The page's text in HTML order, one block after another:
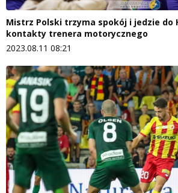
Mistrz Polski trzyma spokój i jedzie do
kontakty trenera motorycznego
2023.08.11 08:21